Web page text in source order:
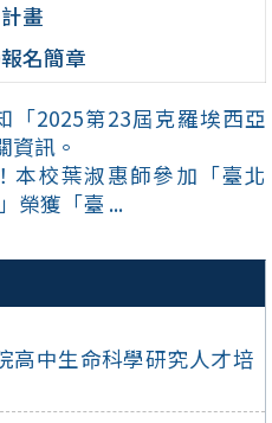
高中生命科學研究人才培
畫
名簡章
「2025第23屆克羅埃西亞
資訊。
本校葉淑惠師參加「臺北
榮獲「臺 ...